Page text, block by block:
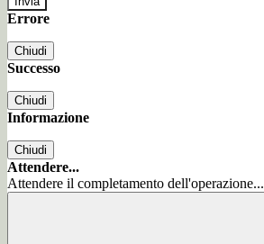
Errore
Chiudi
Successo
Chiudi
Informazione
Chiudi
Attendere...
Attendere il completamento dell'operazione...